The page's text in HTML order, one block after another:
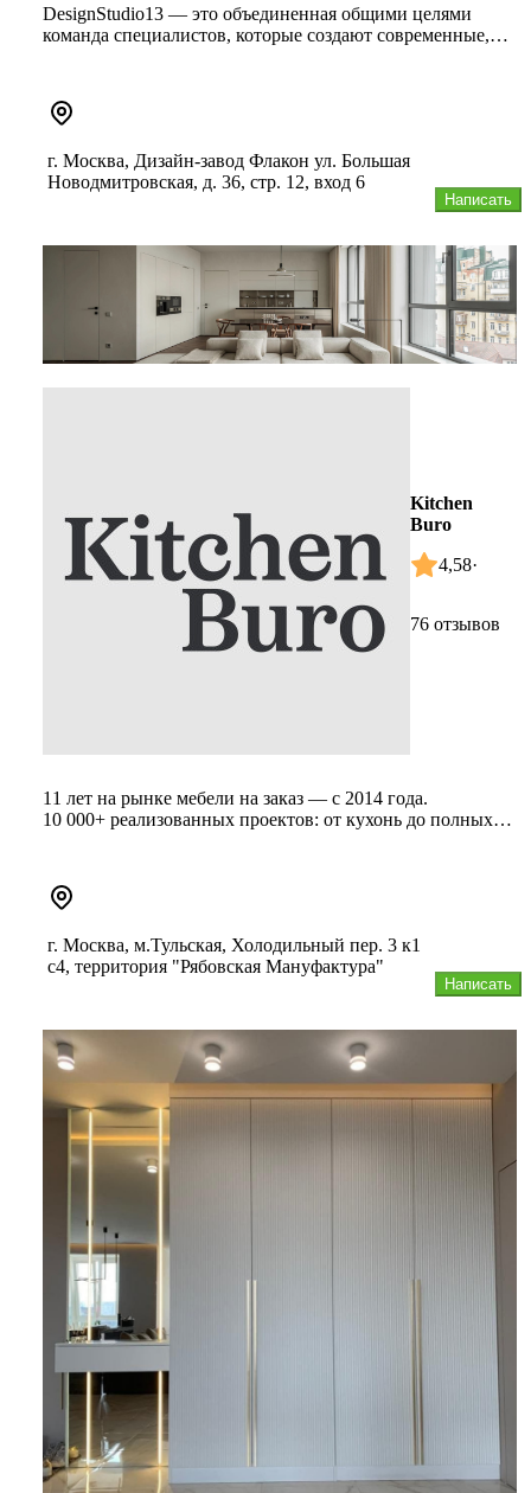
DesignStudio13 — это объединенная общими целями
команда специалистов, которые создают современные,
Написать
г. Москва, Дизайн-завод Флакон ул. Большая
Новодмитровская, д. 36, стр. 12, вход 6
Kitchen
Buro
4,58·
76 отзывов
11 лет на рынке мебели на заказ — с 2014 года.
10 000+ реализованных проектов: от кухонь до полных
Написать
г. Москва, м.Тульская, Холодильный пер. 3 к1
с4, территория "Рябовская Мануфактура"